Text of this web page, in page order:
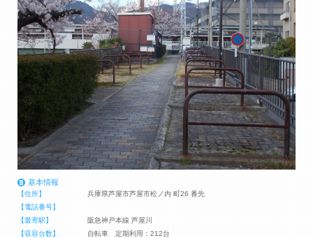
基本情報
【住所】
兵庫県芦屋市芦屋市松ノ内 町26 番先
【電話番号】
【最寄駅】
阪急神戸本線 芦屋川
【収容台数】
自転車 定期利用：212台